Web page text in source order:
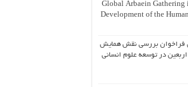
Global Arbaein Gathering
Development of the
فراخوان بررسی نقش همایش
اربعین در توسعه علوم انسانی